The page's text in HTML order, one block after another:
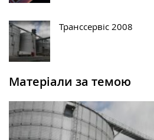
Транссервіс 2008
Матеріали за темою